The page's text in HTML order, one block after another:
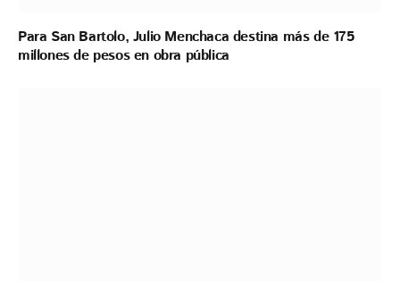
Para San Bartolo, Julio Menchaca destina más de 175
millones de pesos en obra pública